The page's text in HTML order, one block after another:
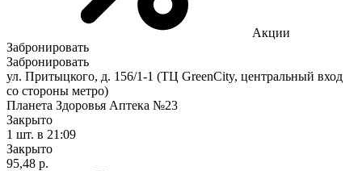
Акции
Забронировать
Забронировать
ул. Притыцкого, д. 156/1-1 (ТЦ GreenCity, центральный вход
со стороны метро)
Планета Здоровья Аптека №23
Закрыто
1 шт. в 21:09
Закрыто
95,48 р.